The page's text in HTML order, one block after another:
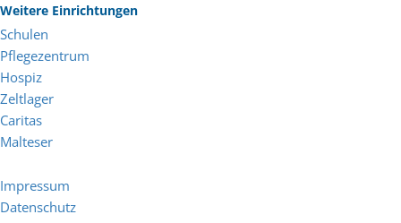
Weitere Einrichtungen
Schulen
Pflegezentrum
Hospiz
Zeltlager
Caritas
Malteser
Impressum
Datenschutz